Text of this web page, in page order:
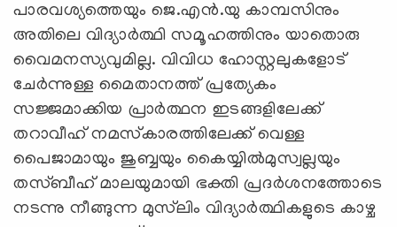
പാരവശ്യത്തെയും ജെ.എന്‍.യു കാമ്പസിനും
അതിലെ വിദ്യാര്‍ത്ഥി സമൂഹത്തിനും യാതൊരു
വൈമനസ്യവുമില്ല. വിവിധ ഹോസ്റ്റലുകളോട്
ചേര്‍ന്നുള്ള മൈതാനത്ത് പ്രത്യേകം
സജ്ജമാക്കിയ പ്രാര്‍ത്ഥന ഇടങ്ങളിലേക്ക്
തറാവീഹ് നമസ്‌കാരത്തിലേക്ക് വെള്ള
പൈജാമായും ജുബ്ബയും കൈയ്യില്‍മുസ്വല്ലയും
തസ്ബീഹ് മാലയുമായി ഭക്തി പ്രദര്‍ശനത്തോടെ
നടന്നു നീങ്ങുന്ന മുസ്‌ലിം വിദ്യാര്‍ത്ഥികളുടെ കാഴ്ച